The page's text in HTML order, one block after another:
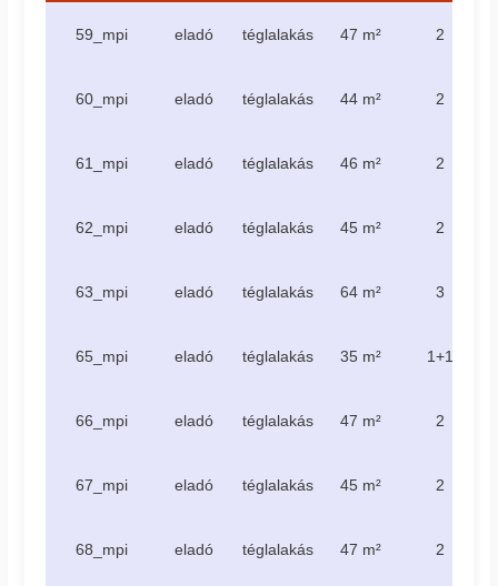
59_mpi eladó téglalakás 47 m² 2
60_mpi eladó téglalakás 44 m² 2
61_mpi eladó téglalakás 46 m² 2
62_mpi eladó téglalakás 45 m² 2
63_mpi eladó téglalakás 64 m² 3
65_mpi eladó téglalakás 35 m² 1+1
66_mpi eladó téglalakás 47 m² 2
67_mpi eladó téglalakás 45 m² 2
68_mpi eladó téglalakás 47 m² 2